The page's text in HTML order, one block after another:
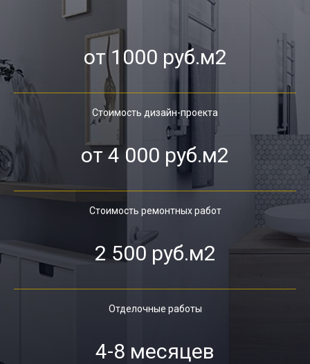
от 1000 руб.м2
Стоимость дизайн-проекта
от 4 000 руб.м2
Стоимость ремонтных работ
2 500 руб.м2
Отделочные работы
4-8 месяцев